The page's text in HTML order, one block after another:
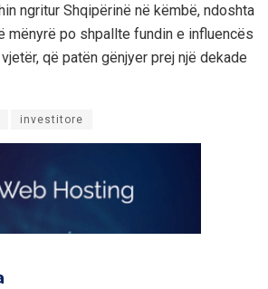
ngritur Shqipërinë në këmbë, ndoshta
mënyrë po shpallte fundin e influencës
që patën gënjyer prej një dekade
investitore